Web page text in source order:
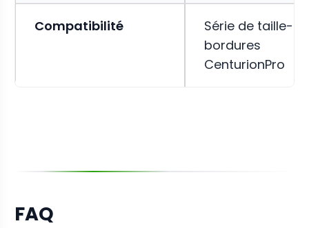
Compatibilité
Série de taille-
bordures
CenturionPro
FAQ